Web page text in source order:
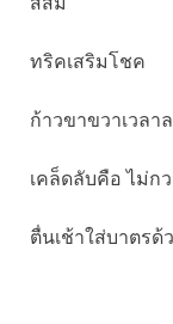
ทริคเสริมโชค
ก้าวขาขวาเวลา
เคล็ดลับคือ ไม่ก
ตื่นเช้าใส่บาตรด้